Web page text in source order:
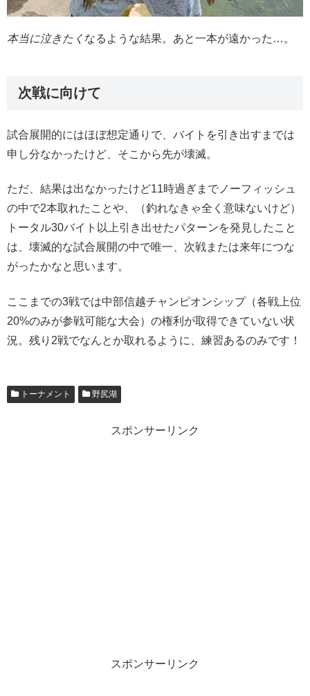
本当に泣きたく なるような結果。あと一本が遠かった…。
次戦に向けて
試合展開的にはほぼ想定通りで、バイトを引き出すまでは
申し分なかったけど、そこから先が壊滅。
ただ、結果は出なかったけど11時過ぎまでノーフィッシュ
の中で2本取れたことや、（釣れなきゃ全く意味ないけど）
トータル30バイト以上引き出せたパターンを発見したこと
は、壊滅的な試合展開の中で唯一、次戦または来年につな
がったかなと思います。
ここまでの3戦では中部信越チャンピオンシップ（各戦上位
20%のみが参戦可能な大会）の権利が取得できていない状
況。残り2戦でなんとか取れるように、練習あるのみです！
トーナメント 野尻湖
スポンサーリンク
スポンサーリンク